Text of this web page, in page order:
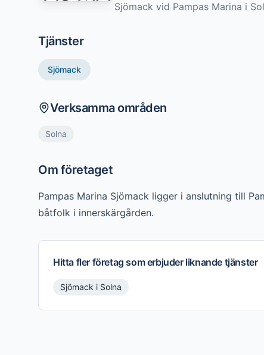
Sjömack vid Pampas Marina i
Tjänster
Sjömack
Verksamma områden
Solna
Om företaget
Pampas Marina Sjömack ligger i anslutning till
båtfolk i innerskärgården.
Hitta fler företag som erbjuder liknande tjänster
Sjömack i Solna